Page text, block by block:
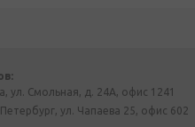
ул. Смольная, д. 24А, офис 1241
ул. Чапаева 25, офис 602